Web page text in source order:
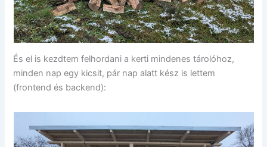
És el is kezdtem felhordani a kerti mindenes tárolóhoz,
minden nap egy kicsit, pár nap alatt kész is lettem
(frontend és backend):